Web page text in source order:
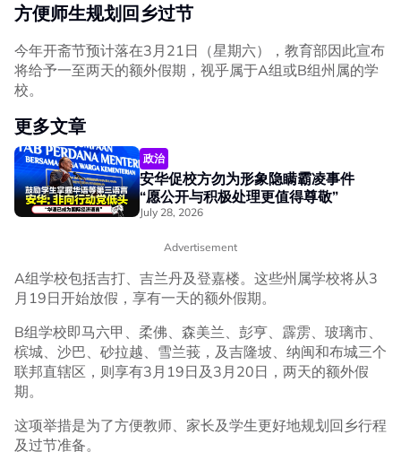
方便师生规划回乡过节
今年开斋节预计落在3月21日（星期六），教育部因此宣布
将给予一至两天的额外假期，视乎属于A组或B组州属的学
校。
更多文章
政治
安华促校方勿为形象隐瞒霸凌事件
“愿公开与积极处理更值得尊敬”
July 28, 2026
Advertisement
A组学校包括吉打、吉兰丹及登嘉楼。这些州属学校将从3
月19日开始放假，享有一天的额外假期。
B组学校即马六甲、柔佛、森美兰、彭亨、霹雳、玻璃市、
槟城、沙巴、砂拉越、雪兰莪，及吉隆坡、纳闽和布城三个
联邦直辖区，则享有3月19日及3月20日，两天的额外假
期。
这项举措是为了方便教师、家长及学生更好地规划回乡行程
及过节准备。